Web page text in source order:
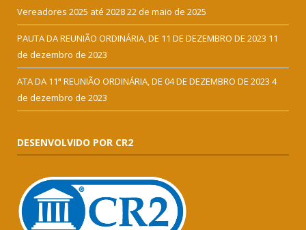
Vereadores 2025 até 202822 de maio de 2025
PAUTA DA REUNIÃO ORDINÁRIA, DE 11 DE DEZEMBRO DE 2023 11
de dezembro de 2023
ATA DA 11ª REUNIÃO ORDINÁRIA, DE 04 DE DEZEMBRO DE 2023 4
de dezembro de 2023
DESENVOLVIDO POR CR2